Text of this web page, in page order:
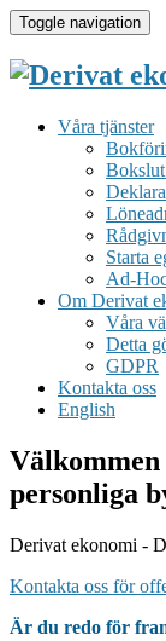
Toggle navigation
Våra tjänster
Starta
Ad-
Om Derivat
Våra
Detta
GDPR
Kontakta oss
English
personliga
Derivat ekonomi -
Kontakta oss för
Är du redo för